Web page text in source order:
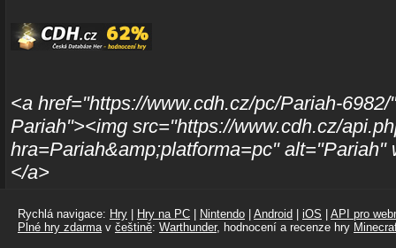
<a href="https://www.cdh.cz/pc/Pariah-
Pariah"><img src="https://www.cdh.cz/
hra=Pariah&amp;platforma=pc" alt="Pariah"
</a>
Rychlá navigace: Hry Hry na PC Nintendo Android iOS
API pro
Plné hry zdarma v češtině: Warthunder, hodnocení a recenze hry